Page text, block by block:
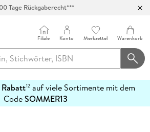
Tage Rückgaberecht***
Filiale Konto Merkzettel Warenkorb
Rabatt12auf viele Sortimente mit dem
CodeSOMMER13